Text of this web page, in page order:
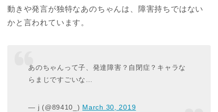
動きや発言が独特なあのちゃんは、障害持ちではない
かと言われています。
あのちゃんって子、発達障害？自閉症？キャラな
らまじですごいな…
— j (@89410_) March 30, 2019